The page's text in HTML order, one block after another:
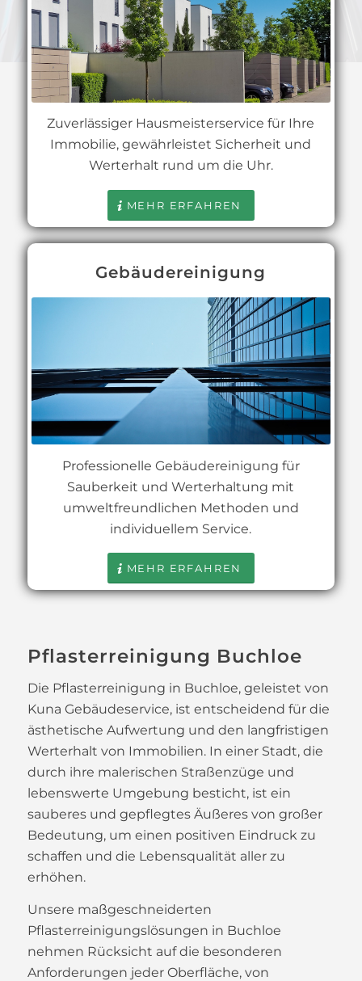
Zuverlässiger Hausmeisterservice für Ihre
Immobilie, gewährleistet Sicherheit und
Werterhalt rund um die Uhr.
MEHR ERFAHREN
Gebäudereinigung
Professionelle Gebäudereinigung für
Sauberkeit und Werterhaltung mit
umweltfreundlichen Methoden und
individuellem Service.
MEHR ERFAHREN
Pflasterreinigung Buchloe
Die Pflasterreinigung in Buchloe, geleistet von
Kuna Gebäudeservice, ist entscheidend für die
ästhetische Aufwertung und den langfristigen
Werterhalt von Immobilien. In einer Stadt, die
durch ihre malerischen Straßenzüge und
lebenswerte Umgebung besticht, ist ein
sauberes und gepflegtes Äußeres von großer
Bedeutung, um einen positiven Eindruck zu
schaffen und die Lebensqualität aller zu
erhöhen.
Unsere maßgeschneiderten
Pflasterreinigungslösungen in Buchloe
nehmen Rücksicht auf die besonderen
Anforderungen jeder Oberfläche, von